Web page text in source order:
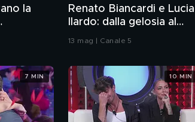
la
Renato Biancardi e Lucia
Ilardo: dalla gelosia al
13 mag | Canale 5
7 MIN 10 MIN